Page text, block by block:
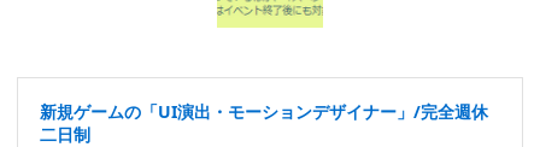
新規ゲームの「UI演出・モーションデザイナー」/完全週休
二日制